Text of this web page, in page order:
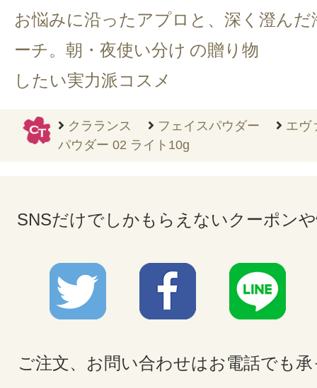
お悩みに沿ったアプロ
ーチ。朝・夜使い分け
したい実力派コスメ
と、深く澄んだ
の贈り物
クラランス フェイスパウダー
エヴ
パウダー 02 ライト10g
SNSだけでしかもらえないクーポン
ご注文、お問い合わせはお電話でも